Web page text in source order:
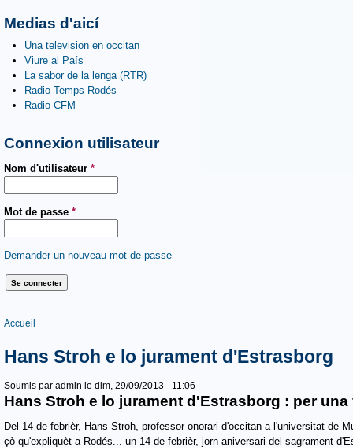
Medias d'aicí
Una television en occitan
Viure al País
La sabor de la lenga (RTR)
Radio Temps Rodés
Radio CFM
Connexion utilisateur
Nom d'utilisateur *
Mot de passe *
Demander un nouveau mot de passe
Vous êtes ici
Accueil
Hans Stroh e lo jurament d'Estrasborg
Soumis par admin le dim, 29/09/2013 - 11:06
Hans Stroh e lo jurament d'Estrasborg : per
Del 14 de febrièr, Hans Stroh, professor onorari d'occitan a l'universitat de
çò qu'expliquèt a Rodés... un 14 de febrièr, jorn aniversari del sagrament